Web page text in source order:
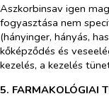
Aszkorbinsav igen
fogyasztása nem
(hányinger, hányás,
kőképződés és
kezelés, a kezelés
5. FARMAKOLÓGIAI